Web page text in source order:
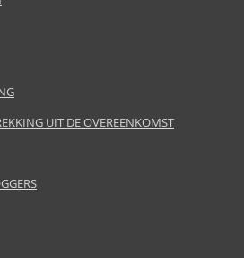
UIT DE OVEREENKOMST